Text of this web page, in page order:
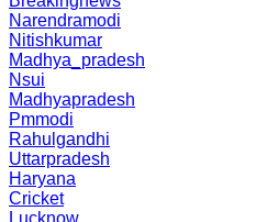
Narendramodi
Nitishkumar
Madhya_pradesh
Nsui
Madhyapradesh
Pmmodi
Rahulgandhi
Uttarpradesh
Haryana
Cricket
Lucknow